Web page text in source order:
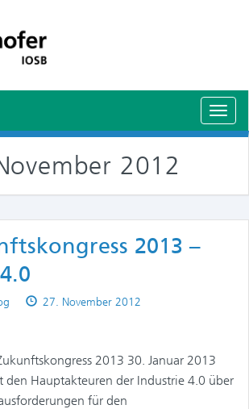
2012
2013 –
Published
27. November 2012
2013 30. Januar 2013
den Hauptakteuren der Industrie 4.0 über
für den